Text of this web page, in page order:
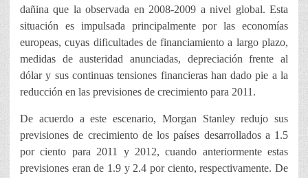
dañina que la observada en 2008-2009 a nivel global. Esta
situación es impulsada principalmente por las economías
europeas, cuyas dificultades de financiamiento a largo plazo,
medidas de austeridad anunciadas, depreciación frente al
dólar y sus continuas tensiones financieras han dado pie a la
reducción en las previsiones de crecimiento para 2011.
De acuerdo a este escenario, Morgan Stanley redujo sus
previsiones de crecimiento de los países desarrollados a 1.5
por ciento para 2011 y 2012, cuando anteriormente estas
previsiones eran de 1.9 y 2.4 por ciento, respectivamente. De